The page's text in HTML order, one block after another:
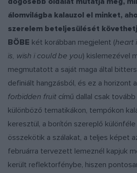
álomvilágba kalauzol el minket,
szerelem beteljesülését
BÖBE két korábban megjelent (heart
ïs, wïsh ï could be you) kislemezével
megmutatott a saját maga által
definiált hangzásból, és ez a horizont
forbïdden fruït című dallal csak
különböző tematikákon, tempókon
keresztül, a borítón szereplő
összekötik a szálakat, a teljes képet
februárra tervezett lemeznél kapjuk
került reflektorfénybe, hiszen